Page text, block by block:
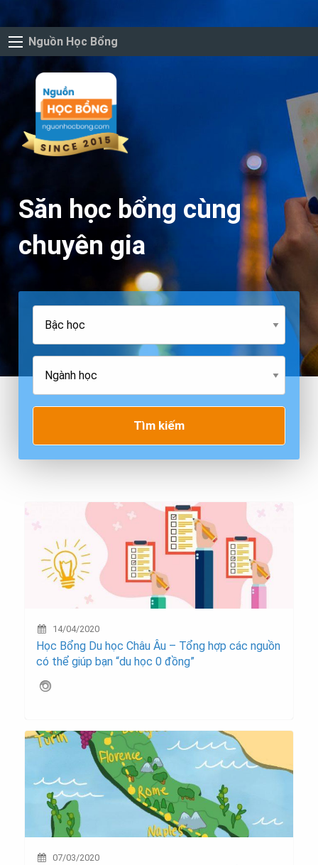
Nguồn Học Bổng
Săn học bổng cùng
chuyên gia
Tìm kiếm
14/04/2020
Học Bổng Du học Châu Âu – Tổng hợp các nguồn
có thể giúp bạn “du học 0 đồng”
07/03/2020